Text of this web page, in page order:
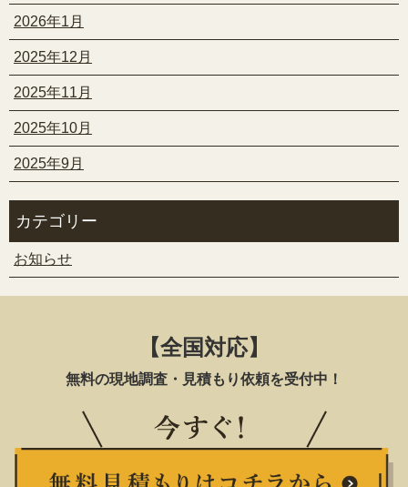
2026年1月
2025年12月
2025年11月
2025年10月
2025年9月
カテゴリー
お知らせ
【全国対応】
無料の現地調査・見積もり依頼を受付中！